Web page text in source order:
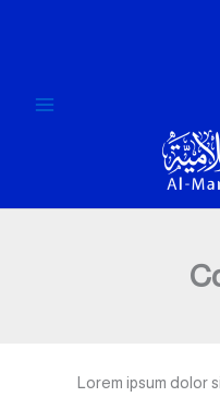
Lorem ipsum dolor